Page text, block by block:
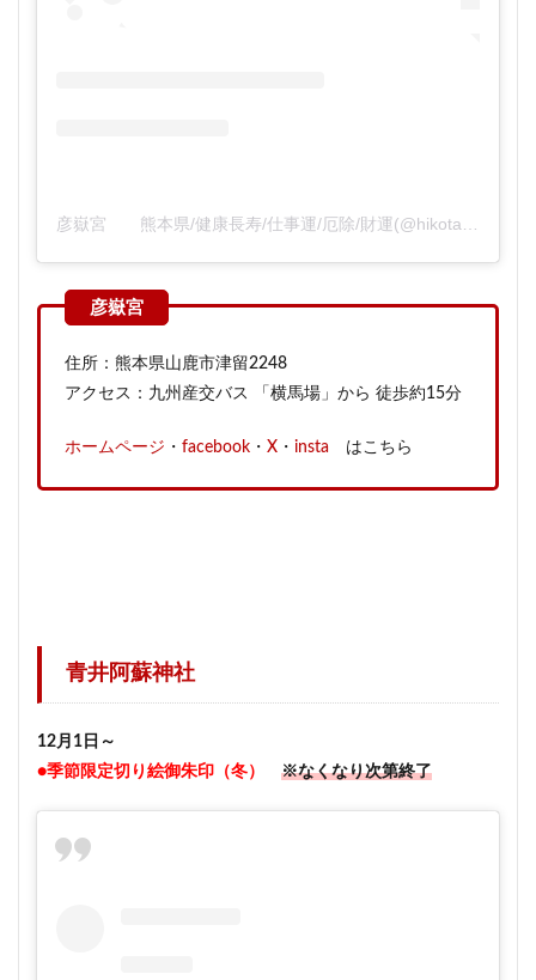
住所：熊本県山鹿市津留2248
アクセス：九州産交バス 「横馬場」から 徒歩約15分
ホームページ ・ facebook ・ X ・ insta はこちら
青井阿蘇神社
12月1日～
●季節限定切り絵御朱印（冬）
※なくなり次第終了